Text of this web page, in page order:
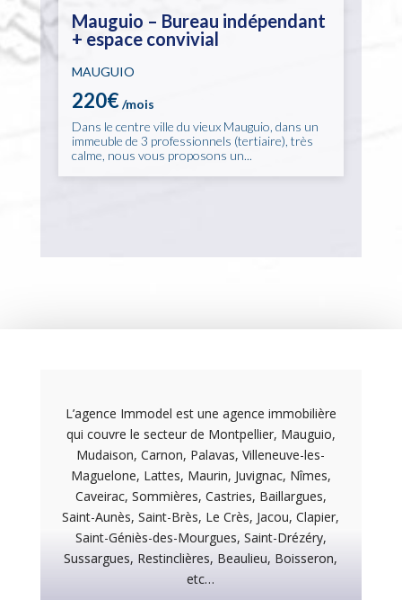
Mauguio – Bureau indépendant
+ espace convivial
MAUGUIO
220€/mois
Dans le centre ville du vieux Mauguio, dans un
immeuble de 3 professionnels (tertiaire), très
calme, nous vous proposons un...
L’agence Immodel est une agence immobilière
qui couvre le secteur de Montpellier, Mauguio,
Mudaison, Carnon, Palavas, Villeneuve-les-
Maguelone, Lattes, Maurin, Juvignac, Nîmes,
Caveirac, Sommières, Castries, Baillargues,
Saint-Aunès, Saint-Brès, Le Crès, Jacou, Clapier,
Saint-Géniès-des-Mourgues, Saint-Drézéry,
Sussargues, Restinclières, Beaulieu, Boisseron,
etc…